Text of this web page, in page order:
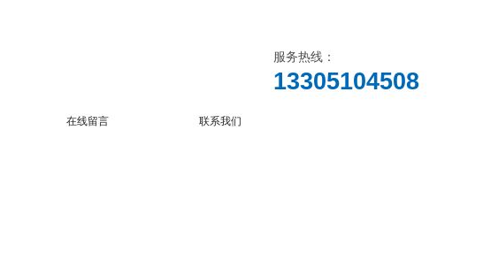
服务热线：
13305104508
在线留言 联系我们